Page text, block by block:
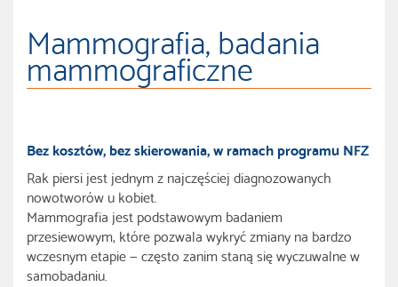
Mammografia, badania
mammograficzne
Bez kosztów, bez skierowania, w ramach programu NFZ
Rak piersi jest jednym z najczęściej diagnozowanych
nowotworów u kobiet.
Mammografia jest podstawowym badaniem
przesiewowym, które pozwala wykryć zmiany na bardzo
wczesnym etapie — często zanim staną się wyczuwalne w
samobadaniu.